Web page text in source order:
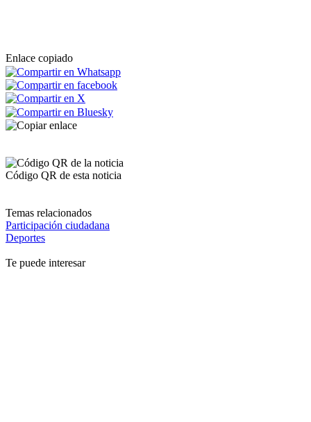
Enlace copiado
Código QR de esta noticia
Temas relacionados
Participación ciudadana
Deportes
Te puede interesar